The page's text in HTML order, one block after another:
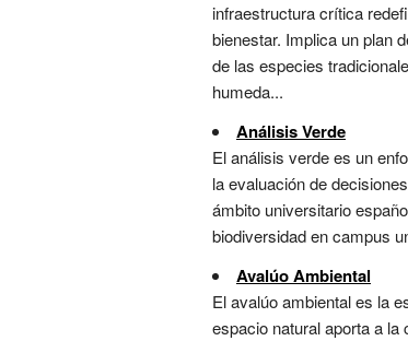
infraestructura crítica
bienestar. Implica un plan
de las especies
humeda...
Análisis Verde
El análisis verde es un
la evaluación de
ámbito universitario
biodiversidad en campus
Avalúo Ambiental
El avalúo ambiental es la
espacio natural aporta a